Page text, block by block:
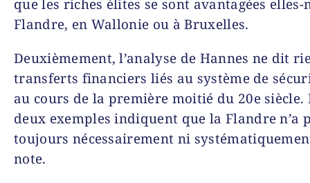
que les riches élites se sont avantagées elles-
Flandre, en Wallonie ou à Bruxelles.
Deuxièmement, l’analyse de Hannes ne dit
transferts financiers liés au système de
au cours de la première moitié du 20e siècle.
deux exemples indiquent que la Flandre n’a
toujours nécessairement ni
note.